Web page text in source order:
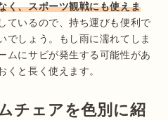
く、スポーツ観戦にも使えま
ているので、持ち運びも便利で
でしょう。もし雨に濡れてしま
ムにサビが発生する可能性があ
くと長く使えます。
チェアを色別に紹